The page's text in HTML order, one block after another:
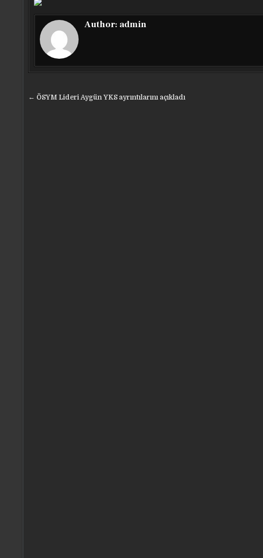
Author: admin
Yazı
← ÖSYM Lideri Aygün YKS ayrıntılarını açıkladı